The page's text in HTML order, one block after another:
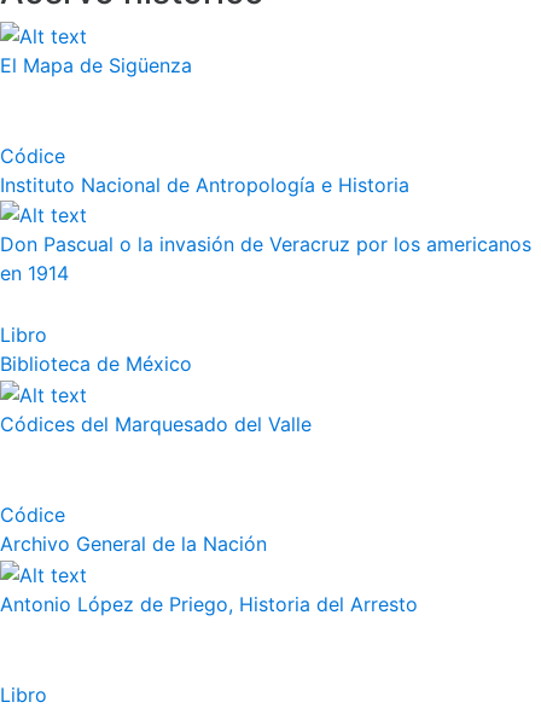
El Mapa de Sigüenza
Códice
Instituto Nacional de Antropología e Historia
Don Pascual o la invasión de Veracruz por los americanos
en 1914
Libro
Biblioteca de México
Códices del Marquesado del Valle
Códice
Archivo General de la Nación
Antonio López de Priego, Historia del Arresto
Libro